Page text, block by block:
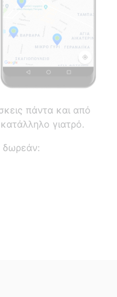
πάντα και από
γιατρό.
δωρεάν: